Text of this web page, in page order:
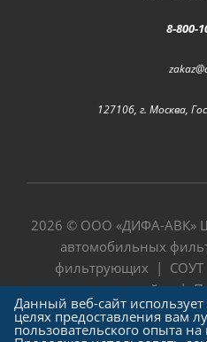
8-800-
127106, г. Москва,
2026 © ООО «ДИФА-АВК»
автомобильных
фильтрующих | СОУТ
использовании сайта|
обработки
Данный веб-сайт
целях предоставления вам
пользовательского опыта